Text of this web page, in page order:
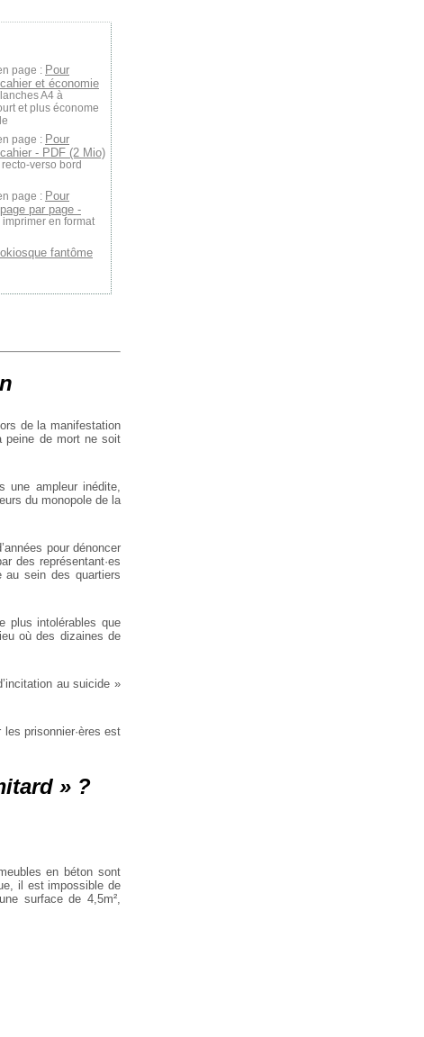
page : Pour
et économie
A4 à
et plus économe
page : Pour
- PDF (2 Mio)
verso bord
page : Pour
par page -
en format
fantôme
lors de la manifestation
peine de mort ne soit
une ampleur inédite,
du monopole de la
pour dénoncer
des représentant·es
au sein des quartiers
plus intolérables que
où des dizaines de
au suicide »
prisonnier·ères est
» ?
en béton sont
il est impossible de
surface de 4,5m²,